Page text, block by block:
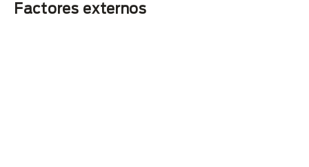
Factores externos